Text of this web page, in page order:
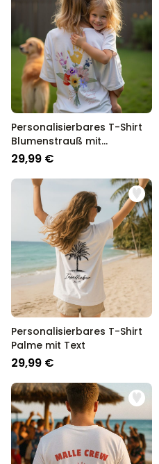
Personalisierbares T-Shirt
Blumenstrauß mit
Handabdruck
29,99 €
Personalisierbares T-Shirt
Palme mit Text
29,99 €